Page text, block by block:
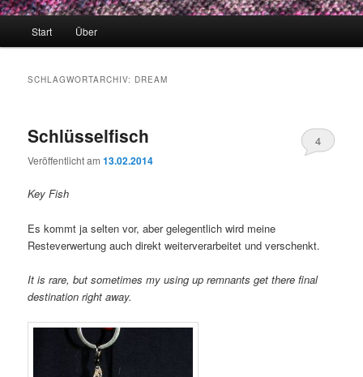
Start Über
SCHLAGWORTARCHIV: DREAM
Schlüsselfisch
Veröffentlicht am13.02.2014
4
Key Fish
Es kommt ja selten vor, aber gelegentlich wird meine
Resteverwertung auch direkt weiterverarbeitet und verschenkt.
It is rare, but sometimes my using up remnants get there final
destination right away.